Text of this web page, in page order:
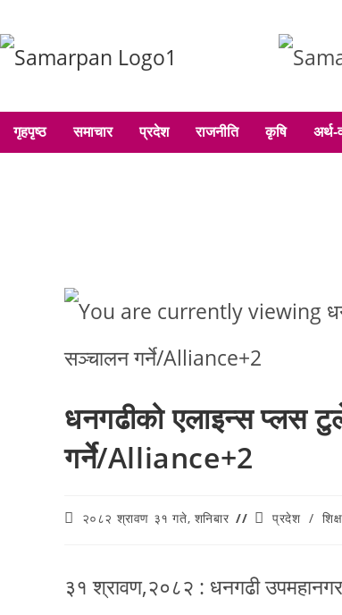
गृहपृष्ठ समाचार प्रदेश राजनीति कृषि अर्थ-
धनगढीको एलाइन्स प्लस
गर्ने/Alliance+2
२०८२ श्रावण ३१ गते, शनिबार प्रदेश /
३१ श्रावण,२०८२ : धनगढी